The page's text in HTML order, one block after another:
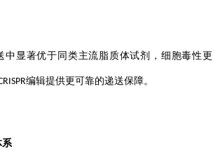
中显著优于同类主流脂质体试剂，细胞毒性更
编辑提供更可靠的递送保障。
系